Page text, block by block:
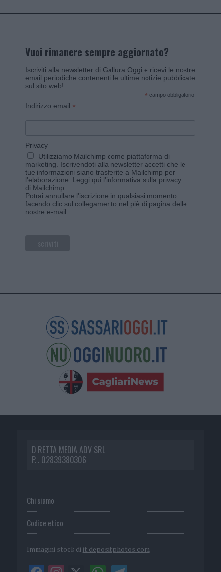
Vuoi rimanere sempre aggiornato?
Iscriviti alla newsletter di Gallura Oggi e ricevi le nostre
email periodiche contenenti le ultime notizie pubblicate
sul sito web!
* campo obbligatorio
Indirizzo email *
Privacy
Utilizziamo Mailchimp come piattaforma di
marketing. Iscrivendoti alla newsletter accetti che le
tue informazioni siano trasferite a Mailchimp per
l'elaborazione. Leggi qui l'informativa sulla privacy
di Mailchimp
Potrai annullare l'iscrizione in qualsiasi momento
facendo clic sul collegamento nel piè di pagina delle
nostre e-mail.
DIRETTA MEDIA ADV SRL
P.I. 02839380306
Chi siamo
Codice etico
Immagini stock di it.depositphotos.com